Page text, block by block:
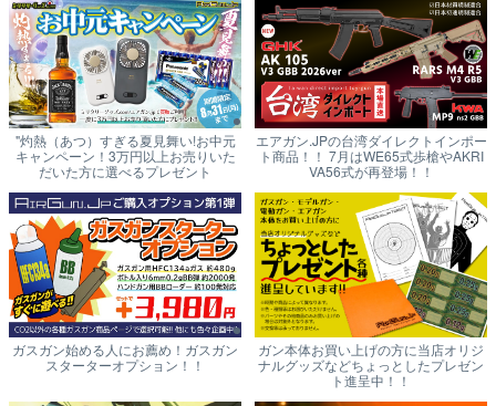
"灼熱（あつ）すぎる夏見舞い!お中元
キャンペーン！3万円以上お売りいた
だいた方に選べるプレゼント
エアガン.JPの台湾ダイレクトインポー
ト商品！！ 7月はWE65式歩槍やAKRI
VA56式が再登場！！
ガスガン始める人にお薦め！ガスガン
スターターオプション！！
ガン本体お買い上げの方に当店オリジ
ナルグッズなどちょっとしたプレゼン
ト進呈中！！